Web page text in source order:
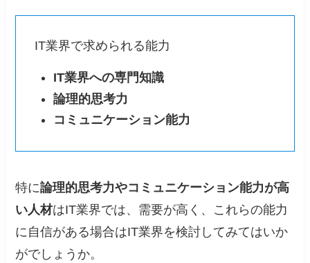
IT業界で求められる能力
IT業界への専門知識
論理的思考力
コミュニケーション能力
特に論理的思考力やコミュニケーション能力が高
い人材はIT業界では、需要が高く、これらの能力
に自信がある場合はIT業界を検討してみてはいか
がでしょうか。